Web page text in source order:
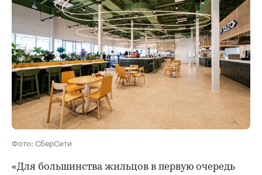
Фото: СберСити
«Для большинства жильцов в первую очередь